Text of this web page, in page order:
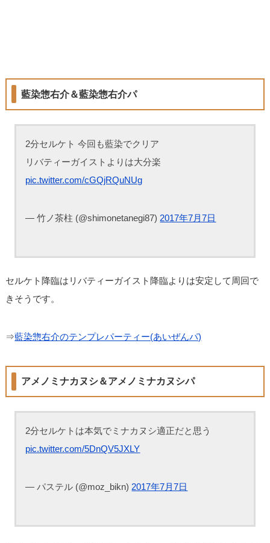
藍染惣右介＆藍染惣右介パ
2分セルケト 今回も藍染でクリア
リバティーガイストよりは大分楽
pic.twitter.com/cGQjRQuNUg
— 竹ノ茶柱 (@shimonetanegi87) 2017年7月7日
セルケト降臨はリバティーガイスト降臨よりは安定して周回で
きそうです。
⇒藍染惣右介のテンプレパーティー(あいぜんパ)
アメノミナカヌシ＆アメノミナカヌシパ
2分セルケトは本気でミナカヌシ適正だと思う
pic.twitter.com/5DnQV5JXLY
— パステル (@moz_bikn)2017年7月7日